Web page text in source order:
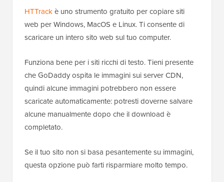
HTTrackè uno strumento gratuito per copiare siti
web per Windows, MacOS e Linux. Ti consente di
scaricare un intero sito web sul tuo computer.
Funziona bene per i siti ricchi di testo. Tieni presente
che GoDaddy ospita le immagini sui server CDN,
quindi alcune immagini potrebbero non essere
scaricate automaticamente: potresti doverne salvare
alcune manualmente dopo che il download è
completato.
Se il tuo sito non si basa pesantemente su immagini,
questa opzione può farti risparmiare molto tempo.